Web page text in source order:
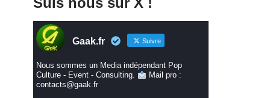
Gaak.fr Suivre
Nous sommes un Media indépendant Pop
Culture - Event - Consulting.
Mail pro :
contacts@gaak.fr